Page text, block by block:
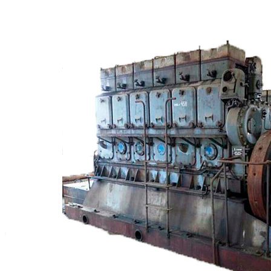
Фильтрующие элементы гидравлических фильтров
Фильтры гидравлические ФГС в сборе
Электродвигатели